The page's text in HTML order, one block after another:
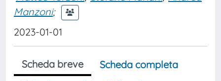
Manzoni;
2023-01-01
Scheda breve
Scheda completa